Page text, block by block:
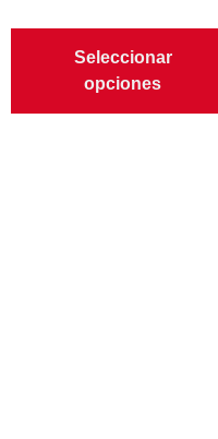
Seleccionar
opciones